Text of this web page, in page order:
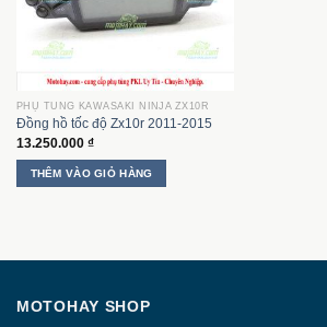
PHỤ TÙNG KAWASAKI NINJA ZX10R
Đồng hồ tốc độ Zx10r 2011-2015
13.250.000 ₫
THÊM VÀO GIỎ HÀNG
MOTOHAY SHOP